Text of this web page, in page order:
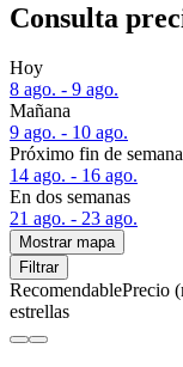
Consulta
Hoy
8 ago. - 9 ago.
Mañana
9 ago. - 10 ago.
Próximo fin de semana
14 ago. - 16 ago.
En dos semanas
21 ago. - 23 ago.
Mostrar mapa
Filtrar
RecomendablePrecio
estrellas